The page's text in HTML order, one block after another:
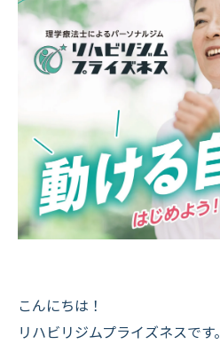
こんにちは！
リハビリジムプライズネスです。